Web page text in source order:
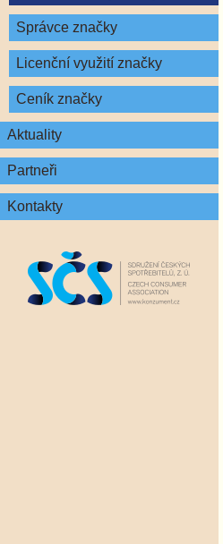
Správce značky
Licenční využití značky
Ceník značky
Aktuality
Partneři
Kontakty